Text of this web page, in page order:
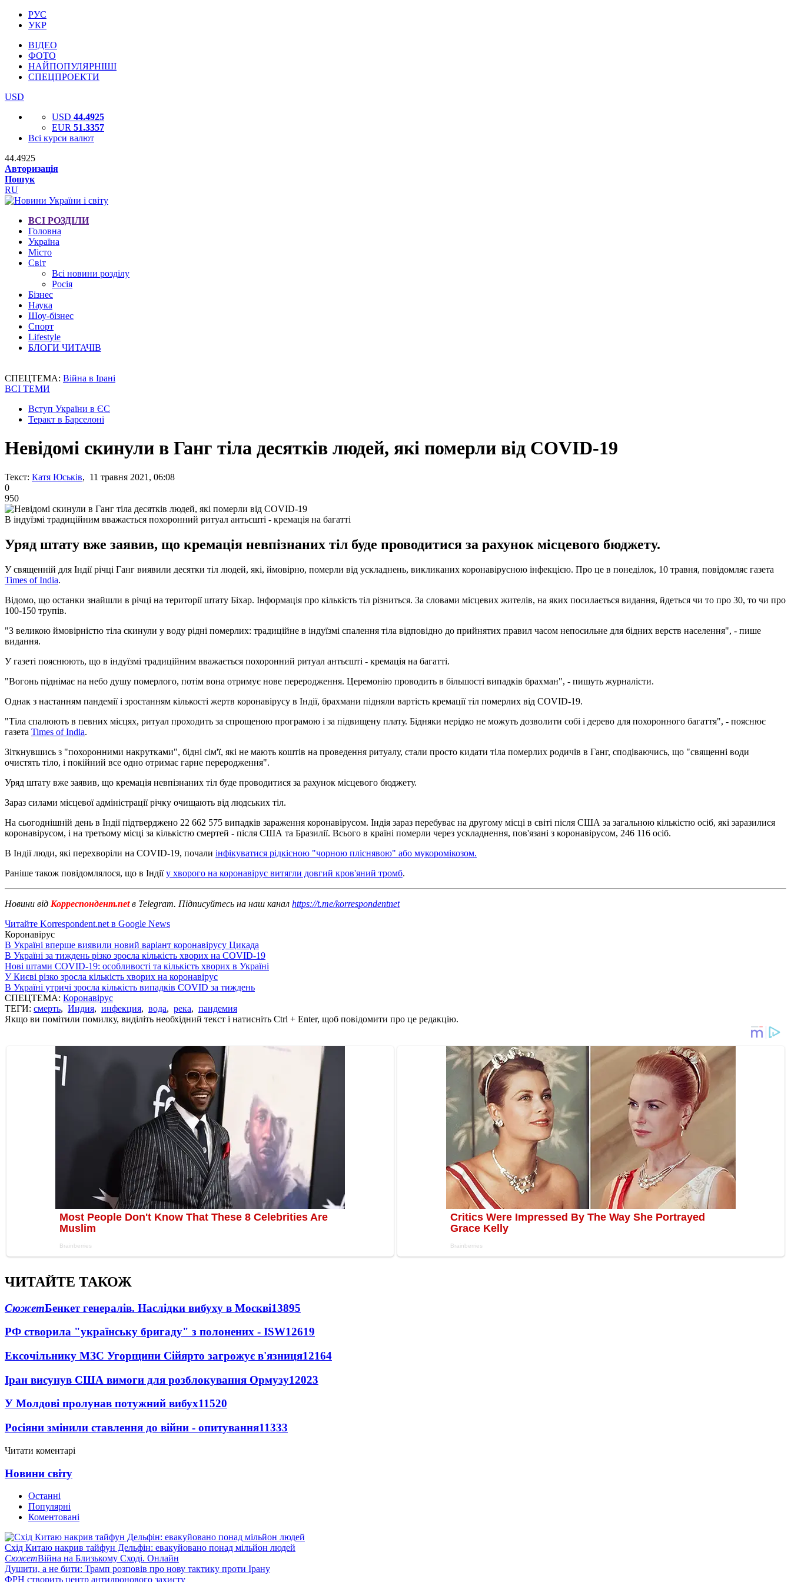
РУС
УКР
ВІДЕО
ФОТО
НАЙПОПУЛЯРНІШІ
СПЕЦПРОЕКТИ
USD
USD 44.4925
EUR 51.3357
Всі курси валют
44.4925
Авторизація
Пошук
RU
ВСІ РОЗДІЛИ
Головна
Україна
Місто
Світ
Всі новини розділу
Росія
Бізнес
Наука
Шоу-бізнес
Спорт
Lifestyle
БЛОГИ ЧИТАЧІВ
СПЕЦТЕМА: Війна в Ірані
ВСІ ТЕМИ
Вступ України в ЄС
Теракт в Барселоні
Невідомі скинули в Ганг тіла десятків людей, які померли від COVID-19
Текст: Катя Юськів, 11 травня 2021, 06:08
0
950
В індуїзмі традиційним вважається похоронний ритуал антьєшті - кремація на багатті
Уряд штату вже заявив, що кремація невпізнаних тіл буде проводитися за рахунок місцевого бюджету.
У священній для Індії річці Ганг виявили десятки тіл людей, які, ймовірно, померли від ускладнень, викликаних коронавірусною інфекцією. Про це в понеділок, 10 травня, повідомляє газета
Times of India.
Відомо, що останки знайшли в річці на території штату Біхар. Інформація про кількість тіл різниться. За словами місцевих жителів, на яких посилається видання, йдеться чи то про 30, то чи про
100-150 трупів.
"З великою ймовірністю тіла скинули у воду рідні померлих: традиційне в індуїзмі спалення тіла відповідно до прийнятих правил часом непосильне для бідних верств населення", - пише
видання.
У газеті пояснюють, що в індуїзмі традиційним вважається похоронний ритуал антьєшті - кремація на багатті.
"Вогонь піднімає на небо душу померлого, потім вона отримує нове переродження. Церемонію проводить в більшості випадків брахман", - пишуть журналісти.
Однак з настанням пандемії і зростанням кількості жертв коронавірусу в Індії, брахмани підняли вартість кремації тіл померлих від COVID-19.
"Тіла спалюють в певних місцях, ритуал проходить за спрощеною програмою і за підвищену плату. Бідняки нерідко не можуть дозволити собі і дерево для похоронного багаття", - пояснює
газета Times of India.
Зіткнувшись з "похоронними накрутками", бідні сім'ї, які не мають коштів на проведення ритуалу, стали просто кидати тіла померлих родичів в Ганг, сподіваючись, що "священні води
очистять тіло, і покійний все одно отримає гарне переродження".
Уряд штату вже заявив, що кремація невпізнаних тіл буде проводитися за рахунок місцевого бюджету.
Зараз силами місцевої адміністрації річку очищають від людських тіл.
На сьогоднішній день в Індії підтверджено 22 662 575 випадків зараження коронавірусом. Індія зараз перебуває на другому місці в світі після США за загальною кількістю осіб, які заразилися
коронавірусом, і на третьому місці за кількістю смертей - після США та Бразилії. Всього в країні померли через ускладнення, пов'язані з коронавірусом, 246 116 осіб.
В Індії люди, які перехворіли на COVID-19, почали інфікуватися рідкісною "чорною пліснявою" або мукоромікозом.
Раніше також повідомлялося, що в Індіїу хворого на коронавірус витягли довгий кров'яний тромб.
Новини від Корреспондент.netв Telegram. Підписуйтесь на наш канал https://t.me/korrespondentnet
Читайте Korrespondent.net в Google News
Коронавірус
В Україні вперше виявили новий варіант коронавірусу Цикада
В Україні за тиждень різко зросла кількість хворих на COVID-19
Нові штами COVID-19: особливості та кількість хворих в Україні
У Києві різко зросла кількість хворих на коронавірус
В Україні утричі зросла кількість випадків COVID за тиждень
СПЕЦТЕМА: Коронавірус
ТЕГИ: смерть, Индия, инфекция, вода, река, пандемия
Якщо ви помітили помилку, виділіть необхідний текст і натисніть Ctrl + Enter, щоб повідомити про це редакцію.
ЧИТАЙТЕ ТАКОЖ
СюжетБенкет генералів. Наслідки вибуху в Москві13895
РФ створила "українську бригаду" з полонених - ISW12619
Ексочільнику МЗС Угорщини Сійярто загрожує в'язниця12164
Іран висунув США вимоги для розблокування Ормузу12023
У Молдові пролунав потужний вибух11520
Росіяни змінили ставлення до війни - опитування11333
Читати коментарі
Новини світу
Останні
Популярні
Коментовані
Схід Китаю накрив тайфун Дельфін: евакуйовано понад мільйон людей
СюжетВійна на Близькому Сході. Онлайн
Душити, а не бити: Трамп розповів про нову тактику проти Ірану
ФРН створить центр антидронового захисту